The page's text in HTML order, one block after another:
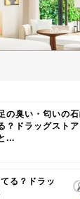
の臭い・匂いの
？ドラッグスト
...
る？ドラッ